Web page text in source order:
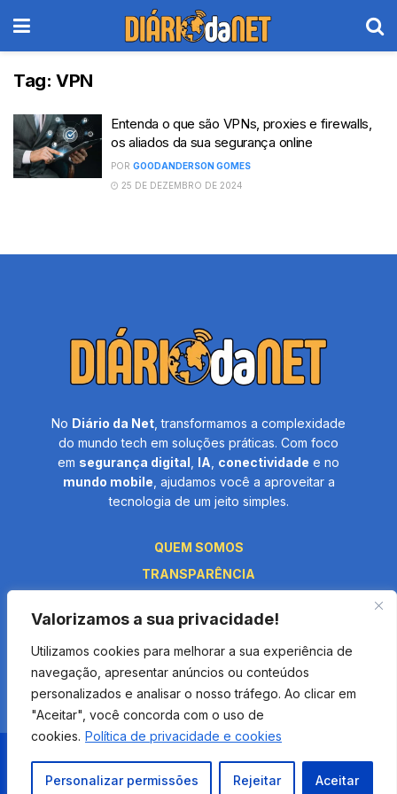
Valorizamos a sua privacidade!
Utilizamos cookies para melhorar a sua experiência de
navegação, apresentar anúncios ou conteúdos
personalizados e analisar o nosso tráfego. Ao clicar em
"Aceitar", você concorda com o uso de
cookies. Política de privacidade e cookies
Personalizar permissões Rejeitar Aceitar
Tag: VPN
Entenda o que são VPNs, proxies e firewalls,
os aliados da sua segurança online
POR GOODANDERSON GOMES
25 DE DEZEMBRO DE 2024
No Diário da Net , transformamos a complexidade
do mundo tech em soluções práticas. Com foco
em segurança digital IA conectividade e no
mundo mobile , ajudamos você a aproveitar a
tecnologia de um jeito simples.
QUEM SOMOS
TRANSPARÊNCIA
TERMOS E CONDIÇÕES
FALE CONOSCO
Diário da Net © 2026. Todos os direitos reservados por Âmbito Digital
Media.